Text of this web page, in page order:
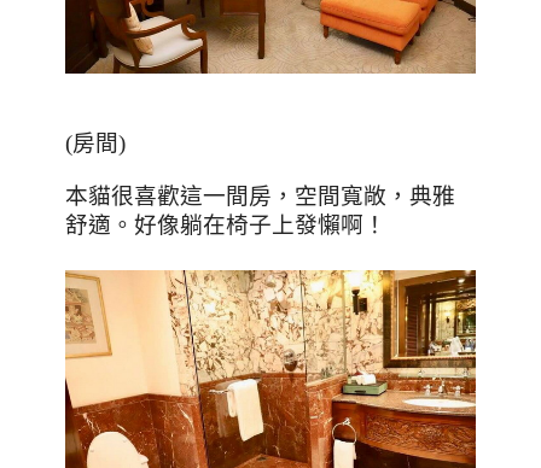
(房間)
本貓很喜歡這一間房，空間寬敞，典雅
舒適。好像躺在椅子上發懶啊！